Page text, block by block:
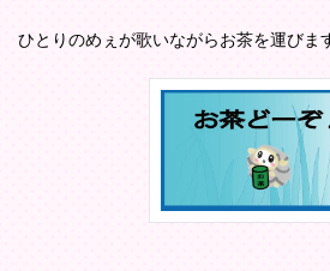
ひとりのめぇが歌いながらお茶を運びま